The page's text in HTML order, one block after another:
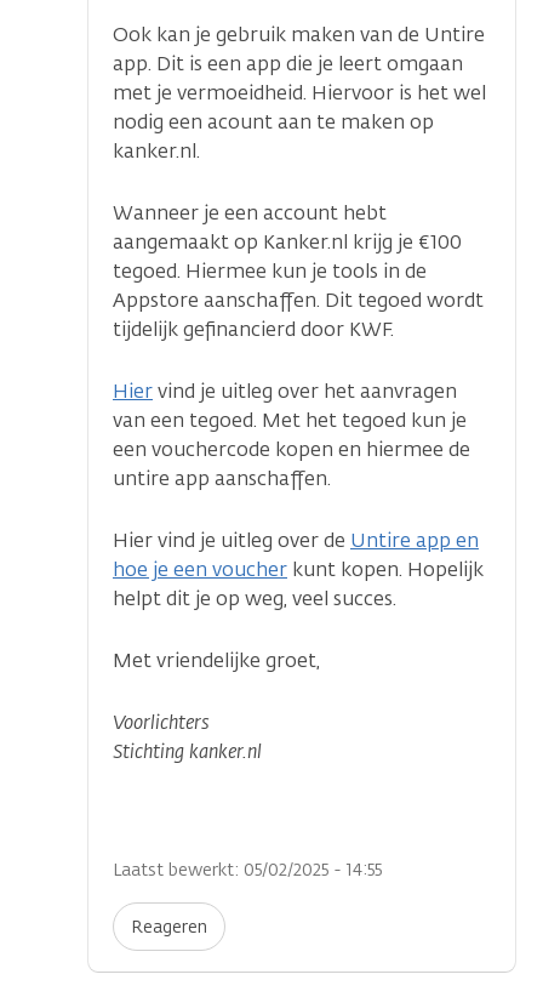
Ook kan je gebruik maken van de Untire
app. Dit is een app die je leert omgaan
met je vermoeidheid. Hiervoor is het wel
nodig een acount aan te maken op
kanker.nl.
Wanneer je een account hebt
aangemaakt op Kanker.nl krijg je €100
tegoed. Hiermee kun je tools in de
Appstore aanschaffen. Dit tegoed wordt
tijdelijk gefinancierd door KWF.
Hiervind je uitleg over het aanvragen
van een tegoed. Met het tegoed kun je
een vouchercode kopen en hiermee de
untire app aanschaffen.
Hier vind je uitleg over de Untire app en
hoe je een voucher kunt kopen. Hopelijk
helpt dit je op weg, veel succes.
Met vriendelijke groet,
Voorlichters
Stichting kanker.nl
Laatst bewerkt: 05/02/2025 - 14:55
Reageren